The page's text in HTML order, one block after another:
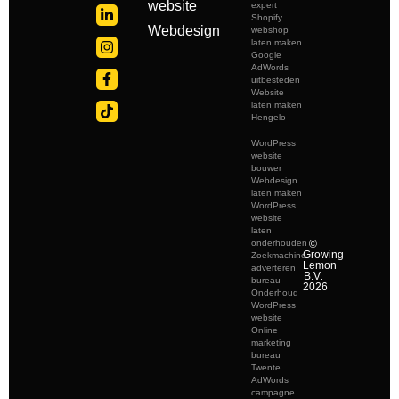
website
Webdesign
expert
Shopify
webshop
laten maken
Google
AdWords
uitbesteden
Website
laten maken
Hengelo
WordPress
website
bouwer
Webdesign
laten maken
WordPress
website
laten
onderhouden
Zoekmachine
adverteren
bureau
Onderhoud
WordPress
website
Online
marketing
bureau
Twente
AdWords
campagne
©
Growing
Lemon
B.V.
2026